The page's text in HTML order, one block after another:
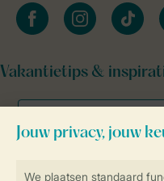
facebookinstagramtiktok
Vakantietips &